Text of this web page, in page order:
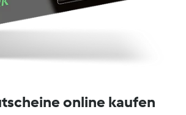
online kaufen